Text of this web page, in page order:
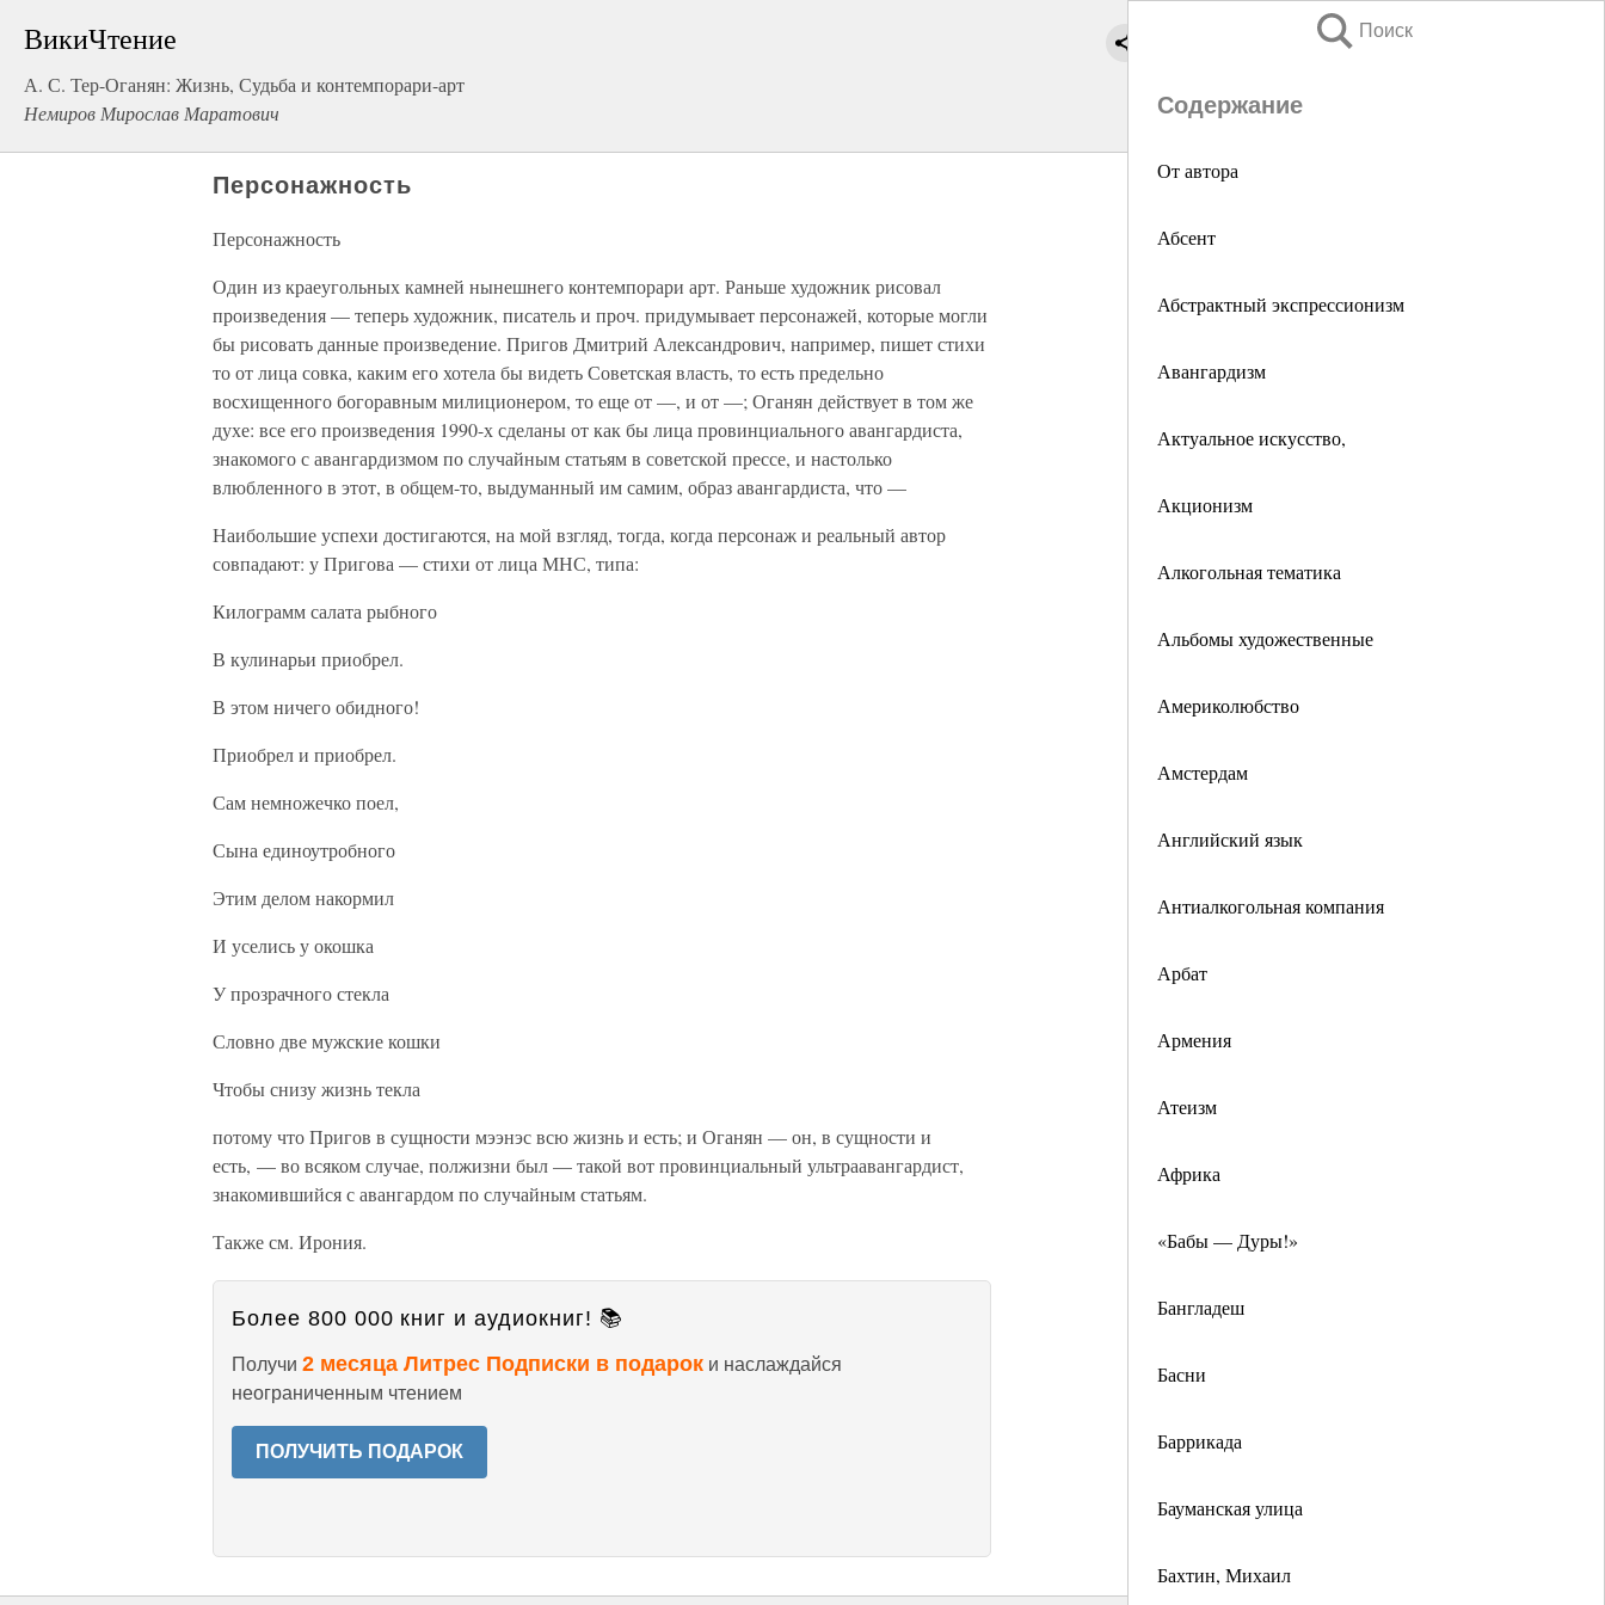
ВикиЧтение
А. С. Тер-Оганян: Жизнь, Судьба и контемпорари-арт
Немиров Мирослав Маратович
Поиск
Содержание
От автора
Абсент
Абстрактный экспрессионизм
Авангардизм
Актуальное искусство,
Акционизм
Алкогольная тематика
Альбомы художественные
Америколюбство
Амстердам
Английский язык
Антиалкогольная компания
Арбат
Армения
Атеизм
Африка
«Бабы — Дуры!»
Бангладеш
Басни
Баррикада
Бауманская улица
Бахтин, Михаил
Персонажность
Персонажность
Один из краеугольных камней нынешнего контемпорари арт. Раньше художник рисовал
произведения — теперь художник, писатель и проч. придумывает персонажей, которые могли
бы рисовать данные произведение. Пригов Дмитрий Александрович, например, пишет стихи
то от лица совка, каким его хотела бы видеть Советская власть, то есть предельно
восхищенного богоравным милиционером, то еще от —, и от —; Оганян действует в том же
духе: все его произведения 1990-х сделаны от как бы лица провинциального авангардиста,
знакомого с авангардизмом по случайным статьям в советской прессе, и настолько
влюбленного в этот, в общем-то, выдуманный им самим, образ авангардиста, что —
Наибольшие успехи достигаются, на мой взгляд, тогда, когда персонаж и реальный автор
совпадают: у Пригова — стихи от лица МНС, типа:
Килограмм салата рыбного
В кулинарьи приобрел.
В этом ничего обидного!
Приобрел и приобрел.
Сам немножечко поел,
Сына единоутробного
Этим делом накормил
И уселись у окошка
У прозрачного стекла
Словно две мужские кошки
Чтобы снизу жизнь текла
потому что Пригов в сущности мээнэс всю жизнь и есть; и Оганян — он, в сущности и
есть, — во всяком случае, полжизни был — такой вот провинциальный ультраавангардист,
знакомившийся с авангардом по случайным статьям.
Также см. Ирония.
Более 800 000 книг и аудиокниг! 📚
Получи 2 месяца Литрес Подписки в подарок и наслаждайся
неограниченным чтением
ПОЛУЧИТЬ ПОДАРОК